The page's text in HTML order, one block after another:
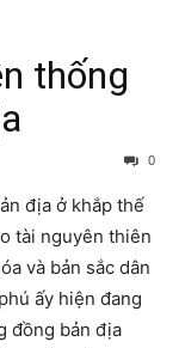
thống
0
địa ở khắp thế
tài nguyên thiên
và bản sắc dân
ấy hiện đang
đồng bản địa